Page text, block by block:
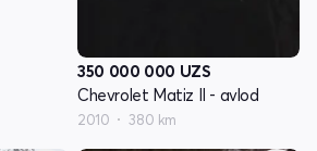
350 000 000 UZS
Chevrolet Matiz II - avlod
2010 380 km